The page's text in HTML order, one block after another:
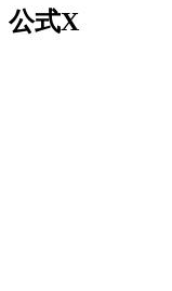
公式X